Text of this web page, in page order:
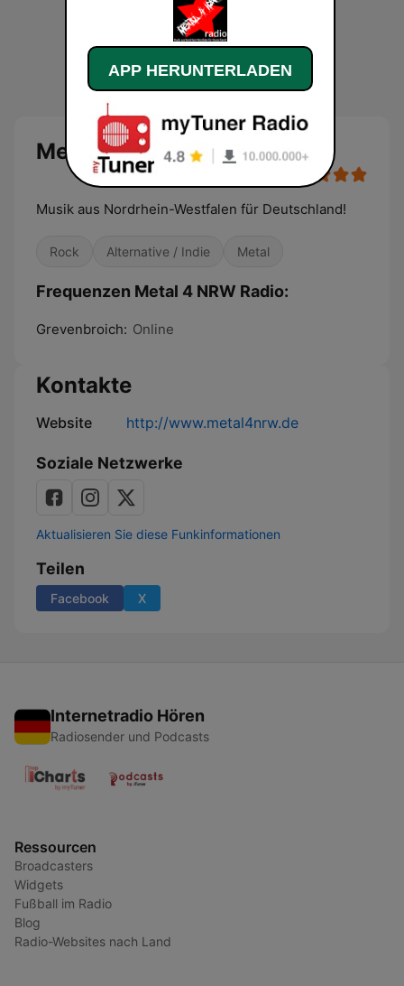
Metal 4 NRW Radio Live
Musik aus Nordrhein-Westfalen für Deutschland!
Rock Alternative / Indie Metal
Frequenzen Metal 4 NRW Radio:
Grevenbroich: Online
Kontakte
Website http://www.metal4nrw.de
Soziale Netzwerke
Aktualisieren Sie diese Funkinformationen
Teilen
Facebook X
Internetradio Hören
Radiosender und Podcasts
Ressourcen
Broadcasters
Widgets
Fußball im Radio
Blog
Radio-Websites nach Land
APP HERUNTERLADEN